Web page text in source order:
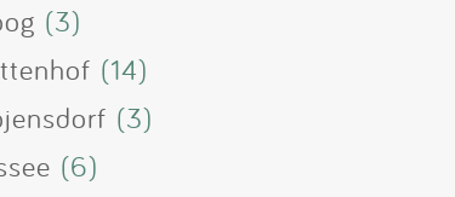
(3)
(14)
(3)
(6)